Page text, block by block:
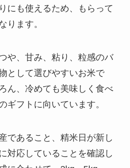
にも使えるため、もらって
ります。
や、甘み、粘り、粒感のバ
として選びやすいお米で
ん、冷めても美味しく食べ
ギフトに向いています。
であること、精米日が新し
対応していることを確認し